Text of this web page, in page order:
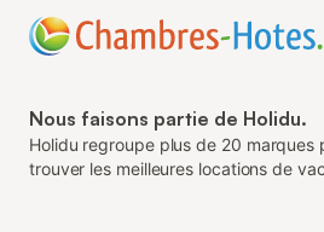
Nous faisons partie de Holidu.
Holidu regroupe plus de 20 marques
trouver les meilleures locations de